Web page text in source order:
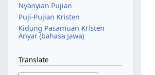
Nyanyian Pujian
Puji-Pujian Kristen
Kidung Pasamuan Kristen
Anyar (bahasa Jawa)
Translate